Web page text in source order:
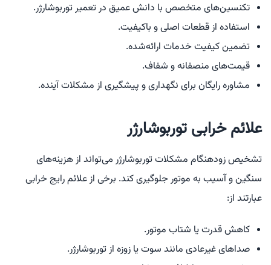
تکنسین‌های متخصص با دانش عمیق در تعمیر توربوشارژر.
استفاده از قطعات اصلی و باکیفیت.
تضمین کیفیت خدمات ارائه‌شده.
قیمت‌های منصفانه و شفاف.
مشاوره رایگان برای نگهداری و پیشگیری از مشکلات آینده.
علائم خرابی توربوشارژر
تشخیص زودهنگام مشکلات توربوشارژر می‌تواند از هزینه‌های
سنگین و آسیب به موتور جلوگیری کند. برخی از علائم رایج خرابی
عبارتند از:
کاهش قدرت یا شتاب موتور.
صداهای غیرعادی مانند سوت یا زوزه از توربوشارژر.